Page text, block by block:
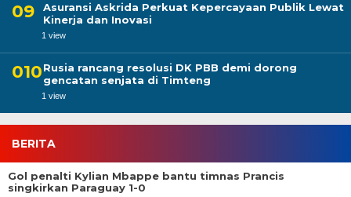
Asuransi Askrida Perkuat Kepercayaan Publik Lewat
Kinerja dan Inovasi
1 view
Rusia rancang resolusi DK PBB demi dorong
gencatan senjata di Timteng
1 view
BERITA
Gol penalti Kylian Mbappe bantu timnas Prancis
singkirkan Paraguay 1-0